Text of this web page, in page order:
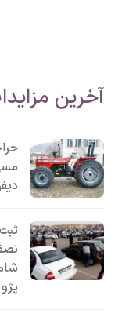
آخرین
پژو 405، پژو 206